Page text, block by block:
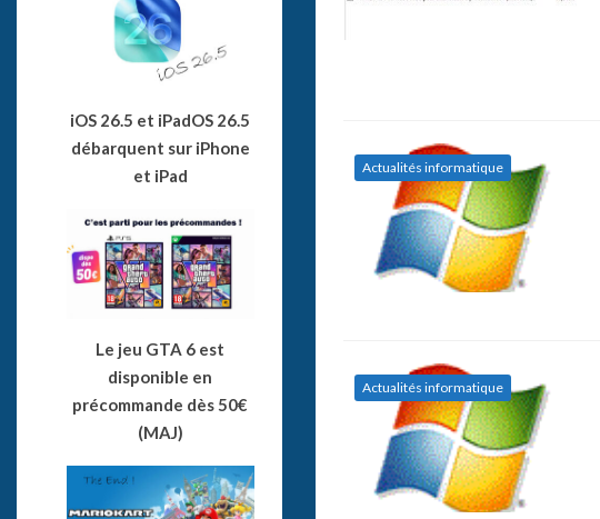
Actualités informatique
Actualités informatique
iOS 26.5 et iPadOS 26.5
débarquent sur iPhone
et iPad
Le jeu GTA 6 est
disponible en
précommande dès 50€
(MAJ)